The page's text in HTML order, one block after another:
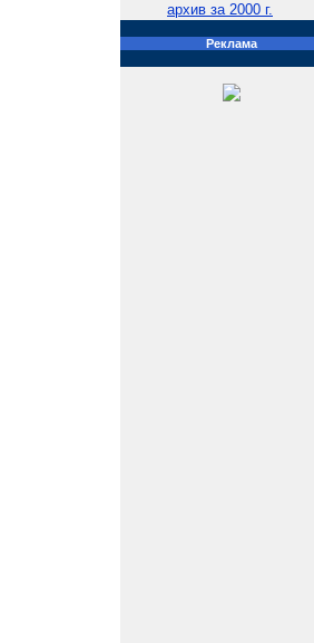
архив за 2000 г.
Реклама